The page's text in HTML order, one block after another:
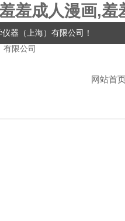
羞成人漫画,
器（上海）有限公司！
网站首